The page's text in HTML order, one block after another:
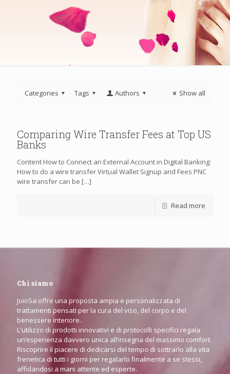
Categories Tags Authors Show all
Comparing Wire Transfer Fees at Top US
Banks
Content How to Connect an External Account in Digital Banking:
How to do a wire transfer Virtual Wallet Signup and Fees PNC
wire transfer can be […]
Read more
Chi siamo
JoioSa offre una proposta ampia e personalizzata di
trattamenti pensati per la cura del viso, del corpo e del
benessere interiore.
L'utilizzo di prodotti innovativi e di protocolli specifici regala
un’esperienza davvero unica all’insegna del massimo comfort.
Riscoprire il piacere di dedicarsi del tempo di sottrarlo alla vita
frenetica di tutti i giorni per regalarlo finalmente a se stessi,
affidandosi a mani attente ed esperte.